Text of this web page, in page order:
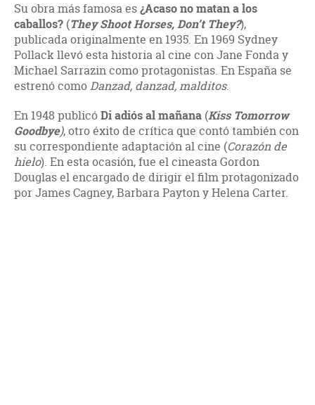
Su obra más famosa es¿Acaso no matan a los
caballos? (They Shoot Horses, Don’t They?),
publicada originalmente en 1935. En 1969 Sydney
Pollack llevó esta historia al cine con Jane Fonda y
Michael Sarrazin como protagonistas. En España se
estrenó comoDanzad, danzad, malditos.
En 1948 publicóDi adiós al mañana (Kiss Tomorrow
Goodbye), otro éxito de crítica que contó también con
su correspondiente adaptación al cine (Corazón de
hielo). En esta ocasión, fue el cineasta Gordon
Douglas el encargado de dirigir el film protagonizado
por James Cagney, Barbara Payton y Helena Carter.